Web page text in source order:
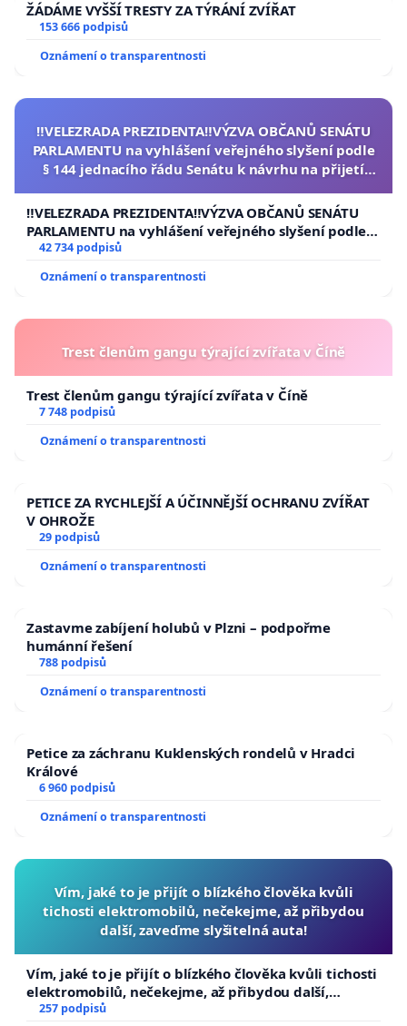
ŽÁDÁME VYŠŠÍ TRESTY ZA TÝRÁNÍ ZVÍŘAT
153 666 podpisů
Oznámení o transparentnosti
‼️VELEZRADA PREZIDENTA‼️VÝZVA OBČANŮ SENÁTU
PARLAMENTU na vyhlášení veřejného slyšení podle
§ 144 jednacího řádu Senátu k návrhu na přijetí
republiky
‼️VELEZRADA PREZIDENTA‼️VÝZVA OBČANŮ SENÁTU
PARLAMENTU na vyhlášení veřejného slyšení podle §
144 jednacího řádu Senátu k návrhu na přijetí
usnesení k podání ústavní žaloby na prezidenta
republiky
42 734 podpisů
Oznámení o transparentnosti
Trest členům gangu týrající zvířata v Číně
Trest členům gangu týrající zvířata v Číně
7 748 podpisů
Oznámení o transparentnosti
PETICE ZA RYCHLEJŠÍ A ÚČINNĚJŠÍ OCHRANU ZVÍŘAT
V OHROŽE
29 podpisů
Oznámení o transparentnosti
Zastavme zabíjení holubů v Plzni – podpořme
humánní řešení
788 podpisů
Oznámení o transparentnosti
Petice za záchranu Kuklenských rondelů v Hradci
Králové
6 960 podpisů
Oznámení o transparentnosti
Vím, jaké to je přijít o blízkého člověka kvůli
tichosti elektromobilů, nečekejme, až přibydou
další, zaveďme slyšitelná auta!
Vím, jaké to je přijít o blízkého člověka kvůli tichosti
elektromobilů, nečekejme, až přibydou další,
zaveďme slyšitelná auta!
257 podpisů